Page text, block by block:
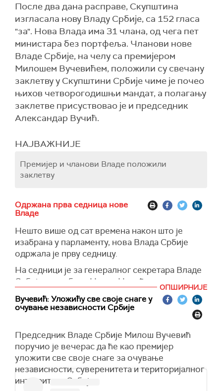
После два дана расправе, Скупштина
изгласала нову Владу Србије, са 152 гласа
"за". Нова Влада има 31 члана, од чега пет
министара без портфеља. Чланови нове
Владе Србије, на челу са премијером
Милошем Вучевићем, положили су свечану
заклетву у Скупштини Србије чиме је почео
њихов четворогодишњи мандат, а полагању
заклетве присуствовао је и председник
Александар Вучић.
НАЈВАЖНИЈЕ
Премијер и чланови Владе положили
заклетву
Одржана прва седница нове
Владе
Нешто више од сат времена након што је
изабрана у парламенту, нова Влада Србије
одржала је прву седницу.
На седници је за генералног секретара Владе
Србије реизабран Новак Недић.
ОПШИРНИЈЕ
Вучевић: Уложићу све своје снаге у
очување независности Србије
Председник Владе Србије Милош Вучевић
поручио је вечерас да ће као премијер
уложити све своје снаге за очување
независности, суверенитета и територијалног
интегритета Србије.